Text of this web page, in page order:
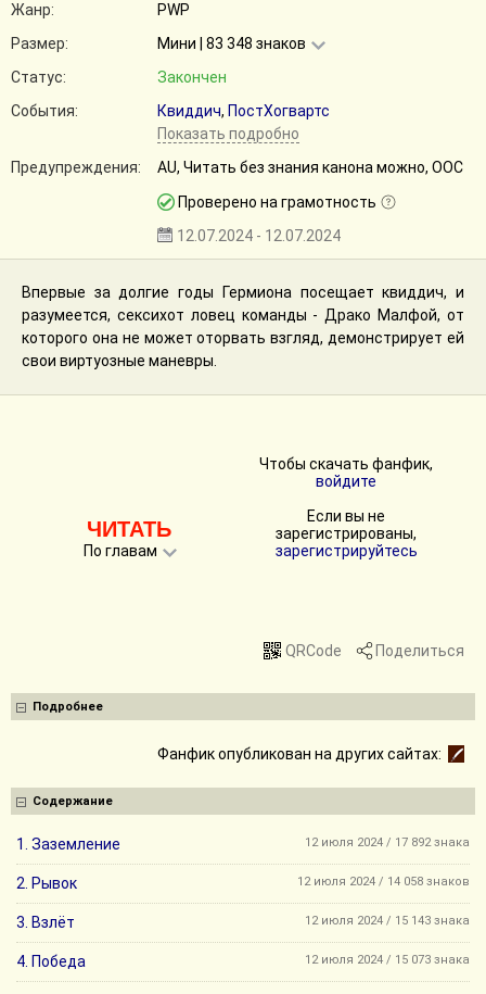
Жанр:
PWP
Размер:
Мини | 83 348 знаков
Статус:
Закончен
События:
Квиддич, ПостХогвартс
Показать подробно
Предупреждения:
AU, Читать без знания канона можно, ООС
Проверено на грамотность
12.07.2024 - 12.07.2024
Впервые за долгие годы Гермиона посещает квиддич, и
разумеется, сексихот ловец команды - Драко Малфой, от
которого она не может оторвать взгляд, демонстрирует ей
свои виртуозные маневры.
ЧИТАТЬ
По главам
Чтобы скачать фанфик,
войдите
Если вы не
зарегистрированы,
зарегистрируйтесь
QRCode Поделиться
Подробнее
Фанфик опубликован на других сайтах:
Содержание
1. Заземление 12 июля 2024 / 17 892 знака
2. Рывок 12 июля 2024 / 14 058 знаков
3. Взлёт 12 июля 2024 / 15 143 знака
4. Победа 12 июля 2024 / 15 073 знака